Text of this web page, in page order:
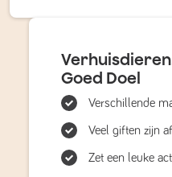
Goed Doel
Verschillende
Veel giften zijn
Zet een leuke